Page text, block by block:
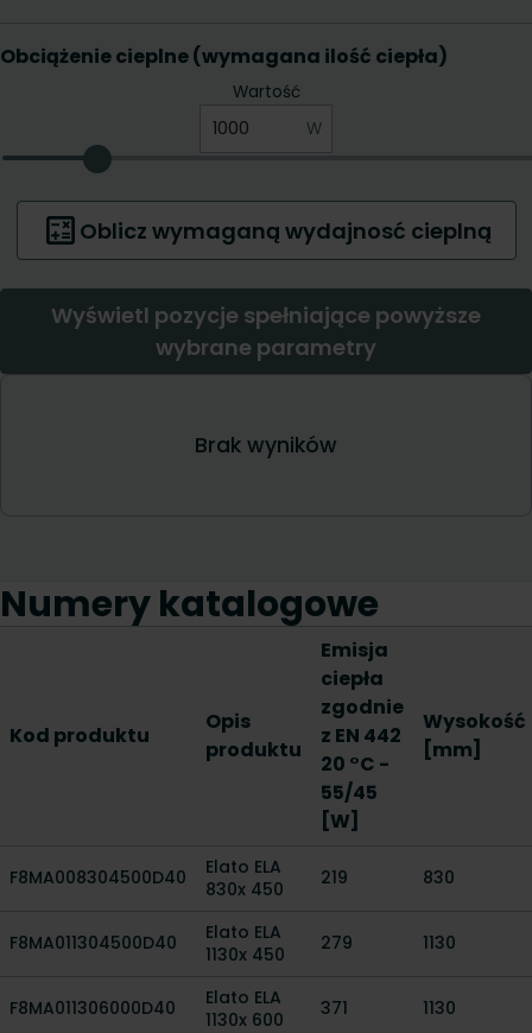
Numery katalogowe
Kod produktu
Opis
produktu
Emisja
ciepła
zgodnie
z EN 442
20 °C -
55/45
[W]
Wysokość
[mm]
F8MA008304500D40
Elato ELA
830x 450
219 830
F8MA011304500D40
Elato ELA
1130x 450
279 1130
F8MA011306000D40
Elato ELA
1130x 600
371 1130